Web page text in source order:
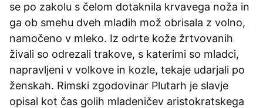
se po zakolu s čelom dotaknila krvavega noža in
ga ob smehu dveh mladih mož obrisala z volno,
namočeno v mleko. Iz odrte kože žrtvovanih
živali so odrezali trakove, s katerimi so mladci,
napravljeni v volkove in kozle, tekaje udarjali po
ženskah. Rimski zgodovinar Plutarh je slavje
opisal kot čas golih mladeničev aristokratskega